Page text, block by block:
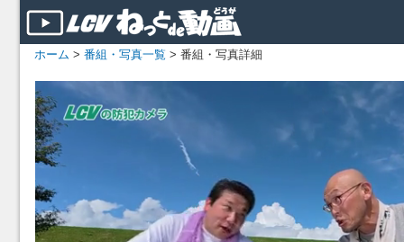
ホーム > 番組・写真一覧 > 番組・写真詳細